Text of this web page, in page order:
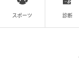
トートバッグは
ボックスティッ
スポーツ 診断